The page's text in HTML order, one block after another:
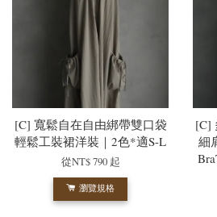
[C] 寬鬆自在自由綁帶雙口袋
輕鬆工裝裙洋裝｜2色*適S-L
從NT$ 790 起
瀏覽規格
[C]
細